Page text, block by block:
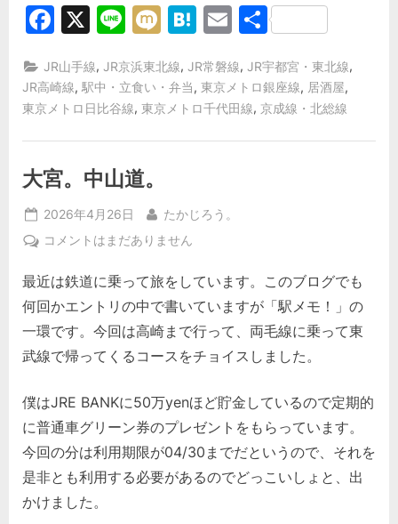
Facebook
X LineMixiHatena
Email
共
JR山手線, JR京浜東北線, JR常磐線, JR宇都宮・東北線,
JR高崎線, 駅中・立食い・弁当, 東京メトロ銀座線, 居酒屋,
東京メトロ日比谷線, 東京メトロ千代田線, 京成線・北総線
大宮。中山道。
Posted
on
2026年4月26日 By
たかじろう。
大
中
山
へ
の
コメントはまだありません
最近は鉄道に乗って旅をしています。このブログでも
何回かエントリの中で書いていますが「駅メモ！」の
一環です。今回は高崎まで行って、両毛線に乗って東
武線で帰ってくるコースをチョイスしました。
僕はJRE BANKに50万yenほど貯金しているので定期的
に普通車グリーン券のプレゼントをもらっています。
今回の分は利用期限が04/30までだというので、それを
是非とも利用する必要があるのでどっこいしょと、出
かけました。